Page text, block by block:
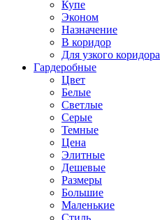
Купе
Эконом
Назначение
В коридор
Для узкого коридора
Гардеробные
Цвет
Белые
Светлые
Серые
Темные
Цена
Элитные
Дешевые
Размеры
Большие
Маленькие
Стиль